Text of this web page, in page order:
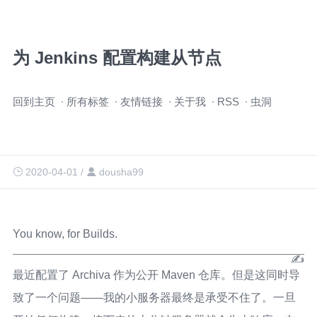
为 Jenkins 配置构建从节点
过
回到主页 所有标签 友情链接 关于我 RSS 虫洞
2020-04-01 / dousha99
You know, for Builds.
最近配置了 Archiva 作为公开 Maven 仓库。但是这同时导
致了一个问题——我的小服务器最终是承受不住了。一旦